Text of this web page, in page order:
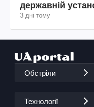
державній
3 дні тому
Обстріли
Технології